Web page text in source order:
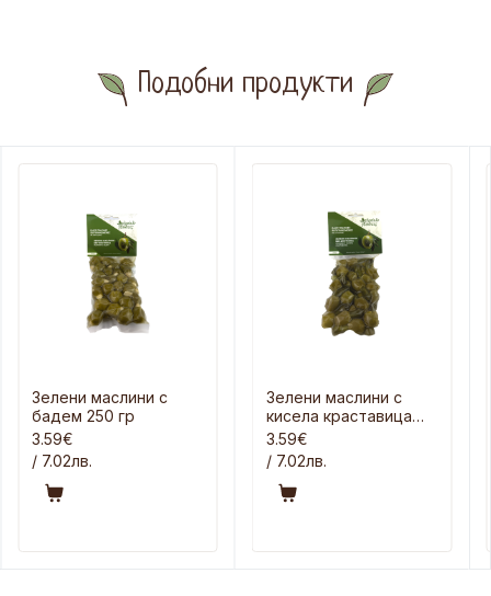
Подобни продукти
Зелени маслини с
бадем 250 гр
3.59€
/ 7.02лв.
Зелени маслини с
кисела краставица
250 гр
3.59€
/ 7.02лв.